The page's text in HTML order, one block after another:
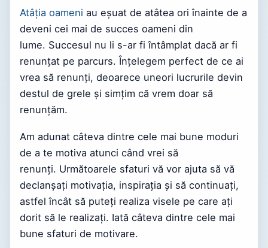
Atâția oameni au eșuat de atâtea ori înainte de a
deveni cei mai de succes oameni din
lume. Succesul nu li s-ar fi întâmplat dacă ar fi
renunțat pe parcurs. Înțelegem perfect de ce ai
vrea să renunți, deoarece uneori lucrurile devin
destul de grele și simțim că vrem doar să
renunțăm.
Am adunat câteva dintre cele mai bune moduri
de a te motiva atunci când vrei să
renunți. Următoarele sfaturi vă vor ajuta să vă
declanșați motivația, inspirația și să continuați,
astfel încât să puteți realiza visele pe care ați
dorit să le realizați. Iată câteva dintre cele mai
bune sfaturi de motivare.